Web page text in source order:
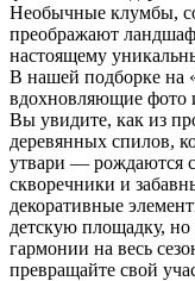
Необычные клумбы,
преображают
настоящему
В нашей подборке на
вдохновляющие фото
Вы увидите, как из
деревянных спилов,
утвари — рождаются
скворечники и
декоративные
детскую площадку, но
гармонии на весь
превращайте свой